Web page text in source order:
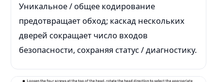
Уникальное / общее кодирование
предотвращает обход; каскад нескольких
дверей сокращает число входов
безопасности, сохраняя статус / диагностику.